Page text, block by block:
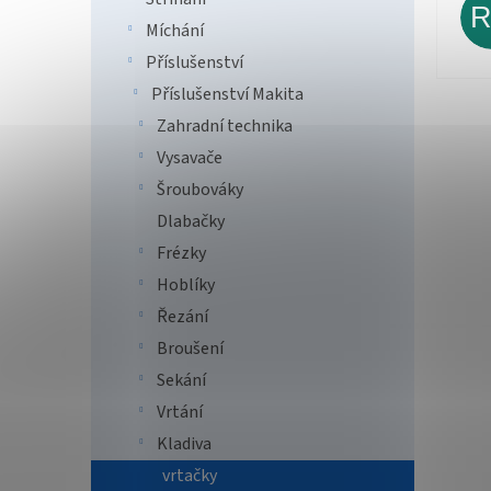
Míchání
Příslušenství
Příslušenství Makita
Zahradní technika
Vysavače
Šroubováky
Dlabačky
Frézky
Hoblíky
Řezání
Broušení
Sekání
Vrtání
Kladiva
vrtačky